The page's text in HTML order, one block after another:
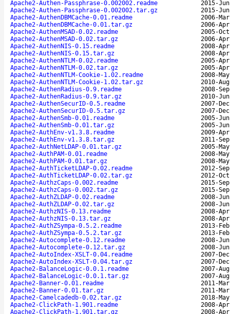
Apache2-Authen-Passphrase-0.002002.readme
2015-
Apache2-Authen-Passphrase-0.002002.tar.gz
2015-
Apache2-AuthenDBMCache-0.01.readme
2006-
Apache2-AuthenDBMCache-0.01.tar.gz
2006-
Apache2-AuthenMSAD-0.02.readme
2005-
Apache2-AuthenMSAD-0.02.tar.gz
2006-
Apache2-AuthenNIS-0.15.readme
2008-
Apache2-AuthenNIS-0.15.tar.gz
2008-
Apache2-AuthenNTLM-0.02.readme
2005-
Apache2-AuthenNTLM-0.02.tar.gz
2005-
Apache2-AuthenNTLM-Cookie-1.02.readme
2008-
Apache2-AuthenNTLM-Cookie-1.02.tar.gz
2010-
Apache2-AuthenRadius-0.9.readme
2008-
Apache2-AuthenRadius-0.9.tar.gz
2010-
Apache2-AuthenSecurID-0.5.readme
2007-
Apache2-AuthenSecurID-0.5.tar.gz
2007-
Apache2-AuthenSmb-0.01.readme
2005-
Apache2-AuthenSmb-0.01.tar.gz
2005-
Apache2-AuthEnv-v1.3.8.readme
2009-
Apache2-AuthEnv-v1.3.8.tar.gz
2011-
Apache2-AuthNetLDAP-0.01.tar.gz
2005-
Apache2-AuthPAM-0.01.readme
2008-
Apache2-AuthPAM-0.01.tar.gz
2008-
Apache2-AuthTicketLDAP-0.02.readme
2012-
Apache2-AuthTicketLDAP-0.02.tar.gz
2012-
Apache2-AuthzCaps-0.002.readme
2015-
Apache2-AuthzCaps-0.002.tar.gz
2015-
Apache2-AuthZLDAP-0.02.readme
2008-
Apache2-AuthZLDAP-0.02.tar.gz
2008-
Apache2-AuthzNIS-0.13.readme
2008-
Apache2-AuthzNIS-0.13.tar.gz
2008-
Apache2-AuthZSympa-0.5.2.readme
2013-
Apache2-AuthZSympa-0.5.2.tar.gz
2013-
Apache2-Autocomplete-0.12.readme
2008-
Apache2-Autocomplete-0.12.tar.gz
2008-
Apache2-AutoIndex-XSLT-0.04.readme
2007-
Apache2-AutoIndex-XSLT-0.04.tar.gz
2007-
Apache2-BalanceLogic-0.0.1.readme
2007-
Apache2-BalanceLogic-0.0.1.tar.gz
2007-
Apache2-Banner-0.01.readme
2011-
Apache2-Banner-0.01.tar.gz
2011-
Apache2-Camelcadedb-0.02.tar.gz
2018-
Apache2-ClickPath-1.901.readme
2008-
Apache2-ClickPath-1.901.tar.gz
2008-